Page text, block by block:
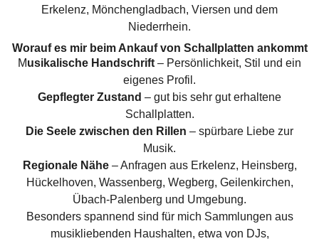
Erkelenz, Mönchengladbach, Viersen und dem
Niederrhein.
Worauf es mir beim Ankauf von Schallplatten ankommt
Musikalische Handschrift – Persönlichkeit, Stil und ein
eigenes Profil.
Gepflegter Zustand – gut bis sehr gut erhaltene
Schallplatten.
Die Seele zwischen den Rillen – spürbare Liebe zur
Musik.
Regionale Nähe– Anfragen aus Erkelenz, Heinsberg,
Hückelhoven, Wassenberg, Wegberg, Geilenkirchen,
Übach-Palenberg und Umgebung.
Besonders spannend sind für mich Sammlungen aus
musikliebenden Haushalten, etwa von DJs,